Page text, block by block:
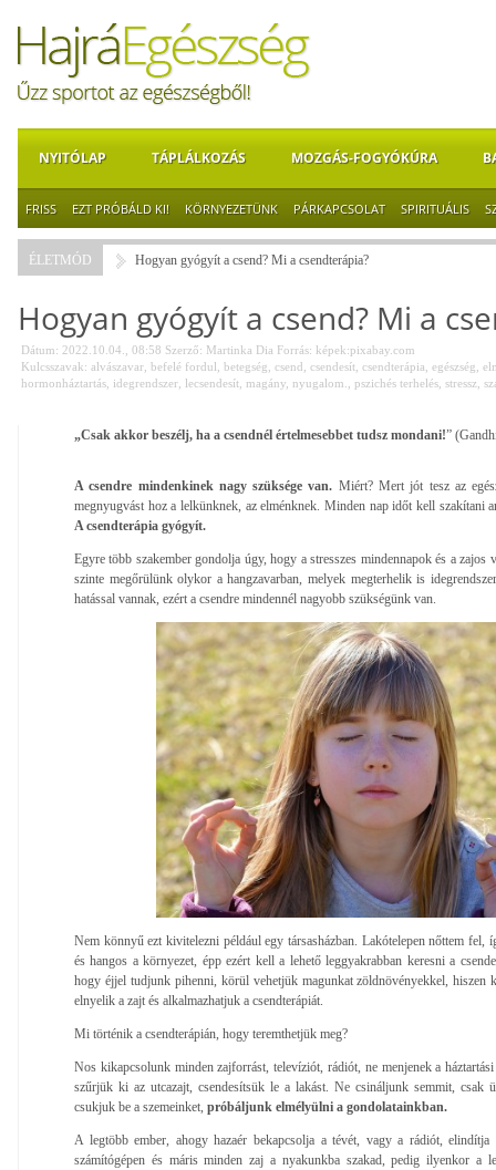
NYITÓLAP TÁPLÁLKOZÁS MOZGÁS-FOGYÓKÚRA
FRISS EZT PRÓBÁLD KI! KÖRNYEZETÜNK PÁRKAPCSOLAT SPIRITUÁLIS
ÉLETMÓD Hogyan gyógyít a csend? Mi a csendterápia?
Hogyan gyógyít a csend? Mi a
Dátum: 2022.10.04., 08:58 Szerző: Martinka Dia Forrás: képek:pixabay.com
Kulcsszavak: alvászavar befelé fordul betegség csend csendesít csendterápia egészség
hormonháztartás idegrendszer lecsendesít magány nyugalom. pszichés terhelés stressz
„Csak akkor beszélj, ha a csendnél értelmesebbet tudsz mondani!”
A csendre mindenkinek nagy szüksége van. Miért? Mert jót tesz az
megnyugvást hoz a lelkünknek, az elménknek. Minden nap időt kell szakítani
A csendterápia gyógyít.
Egyre több szakember gondolja úgy, hogy a stresszes mindennapok és a zajos
szinte megőrülünk olykor a hangzavarban, melyek megterhelik is
hatással vannak, ezért a csendre mindennél nagyobb szükségünk van.
Nem könnyű ezt kivitelezni például egy társasházban. Lakótelepen nőttem
és hangos a környezet, épp ezért kell a lehető leggyakrabban keresni a
hogy éjjel tudjunk pihenni, körül vehetjük magunkat zöldnövényekkel, hiszen
elnyelik a zajt és alkalmazhatjuk a csendterápiát.
Mi történik a csendterápián, hogy teremthetjük meg?
Nos kikapcsolunk minden zajforrást, televíziót, rádiót, ne menjenek a
szűrjük ki az utcazajt, csendesítsük le a lakást. Ne csináljunk semmit, csak
csukjuk be a szemeinket, próbáljunk elmélyülni a gondolatainkban.
A legtöbb ember, ahogy hazaér bekapcsolja a tévét, vagy a rádiót,
számítógépen és máris minden zaj a nyakunkba szakad, pedig ilyenkor a